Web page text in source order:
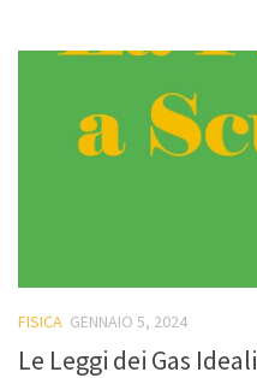
FISICA GENNAIO 5, 2024
Le Leggi dei Gas Ideali